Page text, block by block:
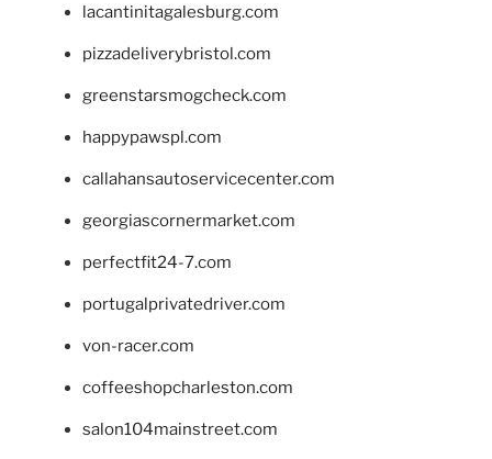
lacantinitagalesburg.com
pizzadeliverybristol.com
greenstarsmogcheck.com
happypawspl.com
callahansautoservicecenter.com
georgiascornermarket.com
perfectfit24-7.com
portugalprivatedriver.com
von-racer.com
coffeeshopcharleston.com
salon104mainstreet.com